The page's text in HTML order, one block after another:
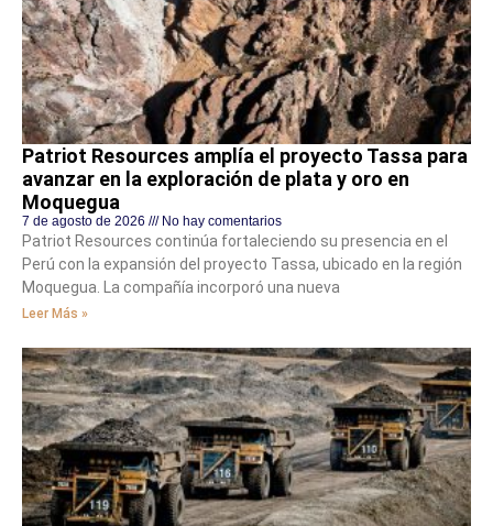
Patriot Resources amplía el proyecto Tassa para
avanzar en la exploración de plata y oro en
Moquegua
7 de agosto de 2026 No hay comentarios
Patriot Resources continúa fortaleciendo su presencia en el
Perú con la expansión del proyecto Tassa, ubicado en la región
Moquegua. La compañía incorporó una nueva
Leer Más »